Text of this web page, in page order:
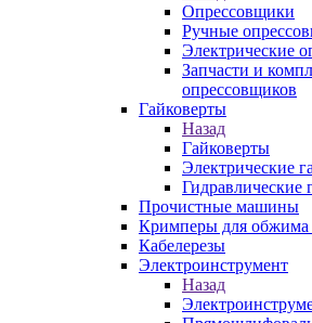
Опрессовщики
Ручные
Электрические
Запчасти и
опрессовщиков
Гайковерты
Назад
Гайковерты
Электрические
Гидравлические
Прочистные машины
Кримперы для обжима
Кабелерезы
Электроинструмент
Назад